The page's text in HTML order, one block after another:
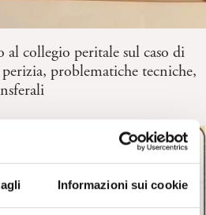
Informazioni sui cookie
collegio peritale sul caso di
problematiche tecniche,